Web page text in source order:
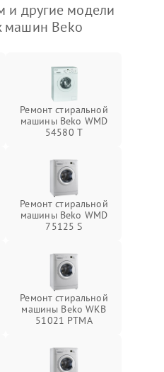
другие модели
машин Beko
Ремонт стиральной
машины Beko WMD
54580 T
Ремонт стиральной
машины Beko WMD
75125 S
Ремонт стиральной
машины Beko WKB
51021 PTМА